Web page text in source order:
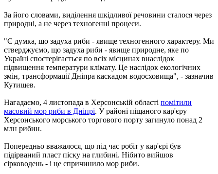
За його словами, виділення шкідливої ​​речовини сталося через
природні, а не через техногенні процеси.
"Є думка, що задуха риби - явище техногенного характеру. Ми
стверджуємо, що задуха риби - явище природне, яке по
Україні спостерігається по всіх місцинах внаслідок
підвищення температури клімату. Це наслідок екологічних
змін, трансформації Дніпра каскадом водосховища", - зазначив
Кутищев.
Нагадаємо, 4 листопада в Херсонській області помітили
масовий мор риби в Дніпрі. У районі піщаного кар'єру
Херсонського морського торгового порту загинуло понад 2
млн рибин.
Попередньо вважалося, що під час робіт у кар'єрі був
підірваний пласт піску на глибині. Нібито вийшов
сірководень - і це спричинило мор риби.